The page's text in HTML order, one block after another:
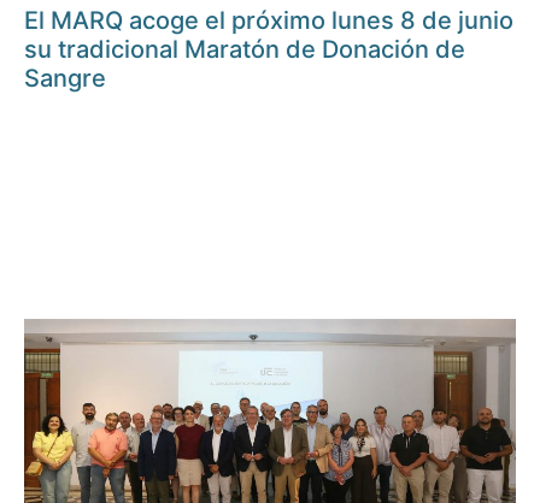
El MARQ acoge el próximo lunes 8 de junio
su tradicional Maratón de Donación de
Sangre